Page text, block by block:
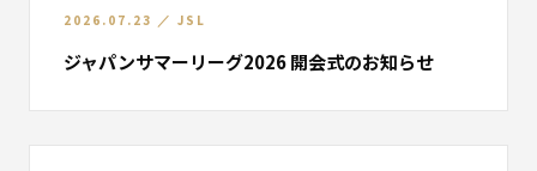
2026.07.23 ／ JSL
ジャパンサマーリーグ2026 開会式のお知らせ